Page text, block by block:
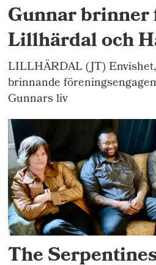
Gunnar brinner
Lillhärdal och
LILLHÄRDAL (JT)
brinnande
Gunnars liv
The